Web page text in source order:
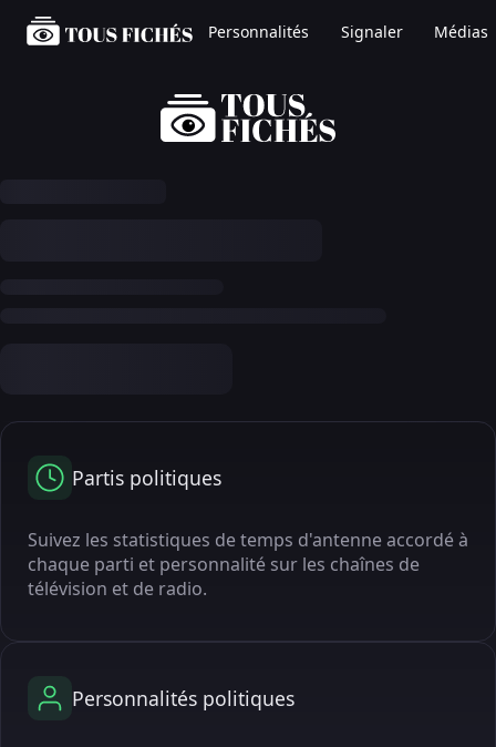
Personnalités Signaler Médias
Partis politiques
Suivez les statistiques de temps d'antenne accordé à
chaque parti et personnalité sur les chaînes de
télévision et de radio.
Personnalités politiques